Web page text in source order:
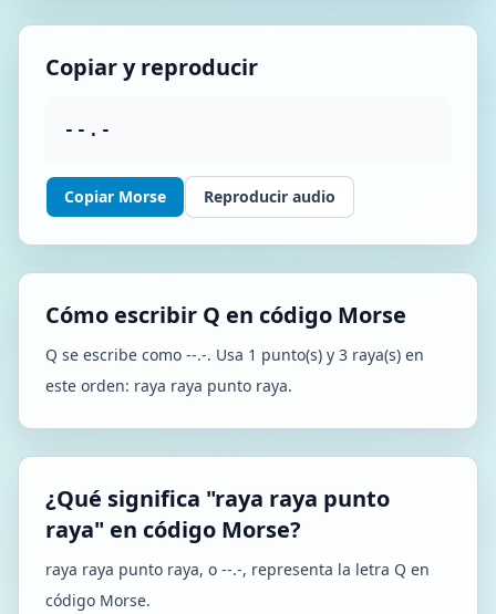
Copiar y reproducir
--.-
Copiar Morse Reproducir audio
Cómo escribir Q en código Morse
Q se escribe como --.-. Usa 1 punto(s) y 3 raya(s) en
este orden: raya raya punto raya.
¿Qué significa "raya raya punto
raya" en código Morse?
raya raya punto raya, o --.-, representa la letra Q en
código Morse.